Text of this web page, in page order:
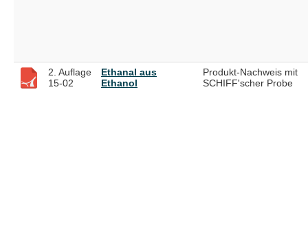
2. Auflage
15-02
Ethanal aus
Ethanol
Produkt-Nachweis mit
SCHIFF'scher Probe